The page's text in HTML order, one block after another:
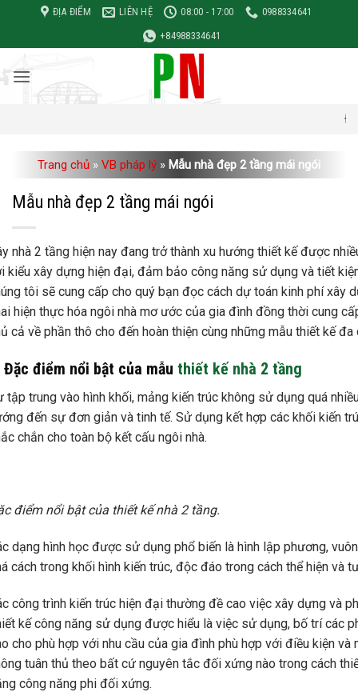
nội
dung
ĐỊA ĐIỂM LIÊN HỆ 08:00 - 17:00
0988334641
+84988334641
Đơn giá xây
Trang chủ » VB pháp lý » Mẫu nhà đẹp 2 tầng mái ngói
Mẫu nhà đẹp 2 tầng mái ngói
nhà 2 tầng hiện nay đang trở thành xu hướng thiết kế được
kiểu xây dựng hiện đại, đảm bảo công năng sử dụng và tiết
tôi sẽ cung cấp cho quý bạn đọc cách dự toán kinh phí xây
hiện thực hóa ngôi nhà mơ ước của gia đình đồng thời cung
cả về phần thô cho đến hoàn thiện cùng những mẫu thiết kế
Đặc điểm nổi bật của mẫu thiết kế nhà 2 tầng
tập trung vào hình khối, mảng kiến trúc không sử dụng quá
đến sự đơn giản và tinh tế. Sử dụng kết hợp các khối kiến
chắn cho toàn bộ kết cấu ngôi nhà.
điểm nổi bật của thiết kế nhà 2 tầng.
dạng hình học được sử dụng phổ biến là hình lập phương,
cách trong khối hình kiến trúc, độc đáo trong cách thể hiện và
công trình kiến trúc hiện đại thường đề cao việc xây dựng và
kế công năng sử dụng được hiểu là việc sử dụng, bố trí các
cho phù hợp với nhu cầu của gia đình phù hợp với điều kiện
tuân thủ theo bất cứ nguyên tắc đối xứng nào trong cách
công năng phi đối xứng.